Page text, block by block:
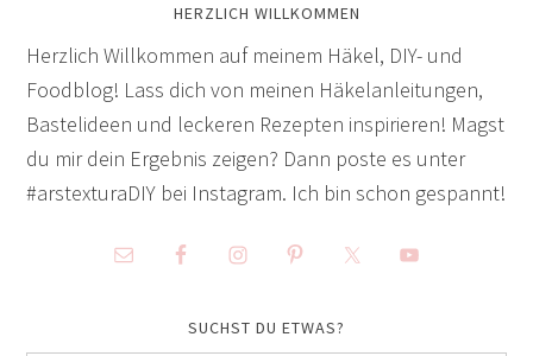
HERZLICH WILLKOMMEN
Herzlich Willkommen auf meinem Häkel, DIY- und
Foodblog! Lass dich von meinen Häkelanleitungen,
Bastelideen und leckeren Rezepten inspirieren! Magst
du mir dein Ergebnis zeigen? Dann poste es unter
#arstexturaDIY bei Instagram. Ich bin schon gespannt!
SUCHST DU ETWAS?